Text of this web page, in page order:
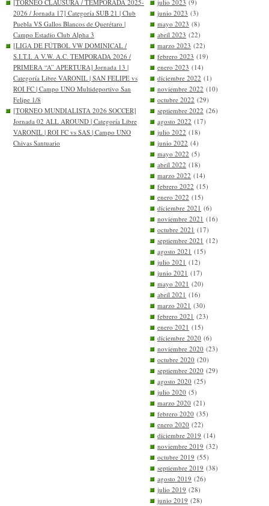
[TORNEO CLAUSURA / TEMPORADA 2025-
2026 / Jornada 17] Categoría SUB 21 | Club
Puebla VS Gallos Blancos de Querétaro |
Campo Estadio Club Alpha 3
[LIGA DE FÚTBOL VW DOMINICAL /
S.I.T.I. A V.W. A.C. TEMPORADA 2026 /
PRIMERA “A” APERTURA] Jornada 13 |
Categoría Libre VARONIL | SAN FELIPE vs
ROI FC | Campo UNO Multideportivo San
Felipe 1/8
[TORNEO MUNDIALISTA 2026 SOCCER]
Jornada 02 ALL AROUND | Categoría Libre
VARONIL | ROI FC vs SAS | Campo UNO
Chivas Santuario
julio 2023 (9)
junio 2023 (3)
mayo 2023 (8)
abril 2023 (22)
marzo 2023 (22)
febrero 2023 (19)
enero 2023 (14)
diciembre 2022 (1)
noviembre 2022 (10)
octubre 2022 (29)
septiembre 2022 (26)
agosto 2022 (17)
julio 2022 (18)
junio 2022 (4)
mayo 2022 (5)
abril 2022 (18)
marzo 2022 (14)
febrero 2022 (15)
enero 2022 (15)
diciembre 2021 (6)
noviembre 2021 (16)
octubre 2021 (17)
septiembre 2021 (12)
agosto 2021 (15)
julio 2021 (12)
junio 2021 (17)
mayo 2021 (20)
abril 2021 (16)
marzo 2021 (30)
febrero 2021 (23)
enero 2021 (15)
diciembre 2020 (6)
noviembre 2020 (23)
octubre 2020 (20)
septiembre 2020 (29)
agosto 2020 (25)
julio 2020 (5)
marzo 2020 (21)
febrero 2020 (35)
enero 2020 (22)
diciembre 2019 (14)
noviembre 2019 (32)
octubre 2019 (55)
septiembre 2019 (38)
agosto 2019 (26)
julio 2019 (28)
junio 2019 (28)